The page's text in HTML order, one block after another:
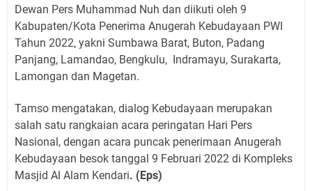
Dewan Pers Muhammad Nuh dan diikuti oleh 9
Kabupaten/Kota Penerima Anugerah Kebudayaan PWI
Tahun 2022, yakni Sumbawa Barat, Buton, Padang
Panjang, Lamandao, Bengkulu, Indramayu, Surakarta,
Lamongan dan Magetan.
Tamso mengatakan, dialog Kebudayaan merupakan
salah satu rangkaian acara peringatan Hari Pers
Nasional, dengan acara puncak penerimaan Anugerah
Kebudayaan besok tanggal 9 Februari 2022 di Kompleks
Masjid Al Alam Kendari. (Eps)